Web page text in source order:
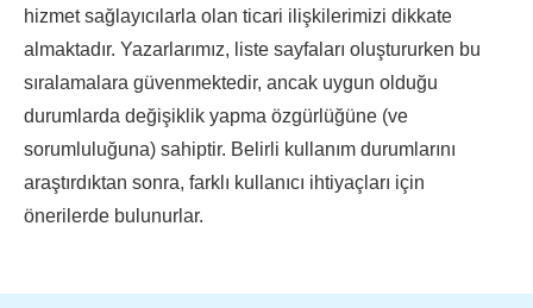
hizmet sağlayıcılarla olan ticari ilişkilerimizi dikkate
almaktadır. Yazarlarımız, liste sayfaları oluştururken bu
sıralamalara güvenmektedir, ancak uygun olduğu
durumlarda değişiklik yapma özgürlüğüne (ve
sorumluluğuna) sahiptir. Belirli kullanım durumlarını
araştırdıktan sonra, farklı kullanıcı ihtiyaçları için
önerilerde bulunurlar.